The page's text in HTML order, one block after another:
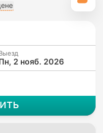
2 нояб. 2026